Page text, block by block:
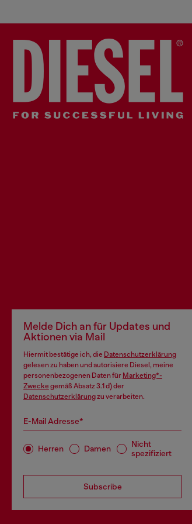
Melde Dich an für Updates und
Aktionen via Mail
Hiermit bestätige ich, die Datenschutzerklärung
gelesen zu haben und autorisiere Diesel, meine
personenbezogenen Daten für Marketing*-
Zwecke gemäß Absatz 3.1 d) der
Datenschutzerklärungzu verarbeiten.
E-Mail Adresse*
Herren Damen
Nicht
spezifiziert
Subscribe